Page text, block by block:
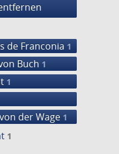
de Franconia 1
Buch 1
1
der Wage 1
1